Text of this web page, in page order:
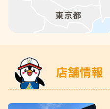
店舗情報